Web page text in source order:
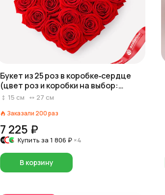
Букет из 25 роз в коробке‑сердце
(цвет роз и коробки на выбор:
красный/розовый/белый)
15 см 27 см
Заказали 200раз
7 225 ₽
Купить за 1 806 ₽ ×4
В корзину